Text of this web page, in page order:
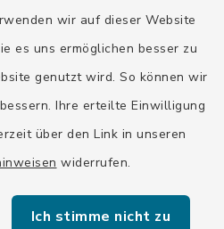
wir auf dieser Website
es uns ermöglichen besser zu
genutzt wird. So können wir
Ihre erteilte Einwilligung
über den Link in unseren
widerrufen.
Ich stimme nicht zu